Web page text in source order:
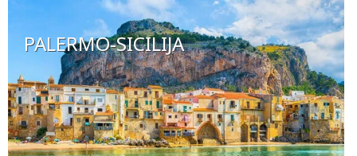
PALERMO-SICILIJA